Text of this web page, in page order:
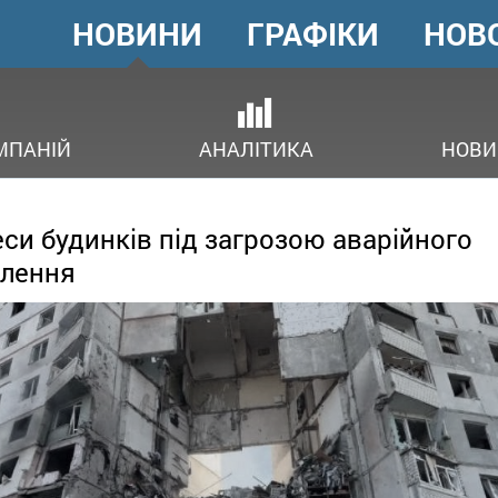
ГОЛОВНЕ
МЕНЮ
НОВИНИ
АНАЛІТИКА
ГРАФІКИ
будинків під загрозою аварійного